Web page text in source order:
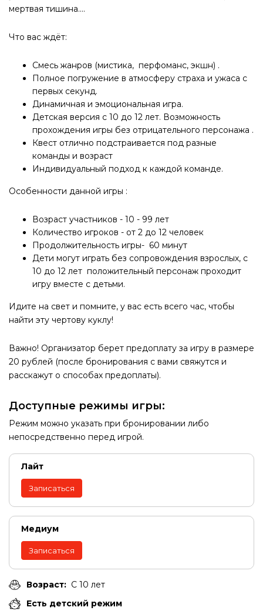
мертвая тишина....
Что вас ждёт:
Смесь жанров (мистика, перфоманс, экшн) .
Полное погружение в атмосферу страха и ужаса с
первых секунд.
Динамичная и эмоциональная игра.
Детская версия с 10 до 12 лет. Возможность
прохождения игры без отрицательного персонажа .
Квест отлично подстраивается под разные
команды и возраст
Индивидуальный подход к каждой команде.
Особенности данной игры :
Возраст участников - 10 - 99 лет
Количество игроков - от 2 до 12 человек
Продолжительность игры- 60 минут
Дети могут играть без сопровождения взрослых, с
10 до 12 лет положительный персонаж проходит
игру вместе с детьми.
Идите на свет и помните, у вас есть всего час, чтобы
найти эту чертову куклу!
Важно! Организатор берет предоплату за игру в размере
20 рублей (после бронирования с вами свяжутся и
расскажут о способах предоплаты).
Доступные режимы игры:
Режим можно указать при бронировании либо
непосредственно перед игрой.
Лайт
Записаться
Медиум
Записаться
Возраст: С 10 лет
Есть детский режим